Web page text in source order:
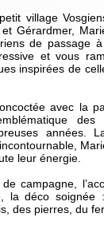
village
Gérardmer,
de passage
et vous
inspirées de
avec la
des
années.
leur énergie.
campagne,
la déco soignée
des pierres, du